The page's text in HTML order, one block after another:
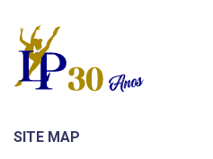
SITE MAP